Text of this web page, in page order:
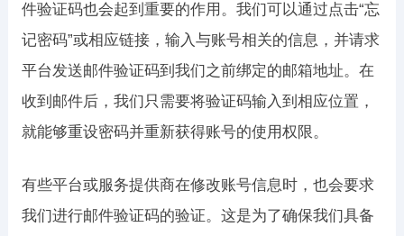
件验证码也会起到重要的作用。我们可以通过点击“忘
记密码”或相应链接，输入与账号相关的信息，并请求
平台发送邮件验证码到我们之前绑定的邮箱地址。在
收到邮件后，我们只需要将验证码输入到相应位置，
就能够重设密码并重新获得账号的使用权限。
有些平台或服务提供商在修改账号信息时，也会要求
我们进行邮件验证码的验证。这是为了确保我们具备